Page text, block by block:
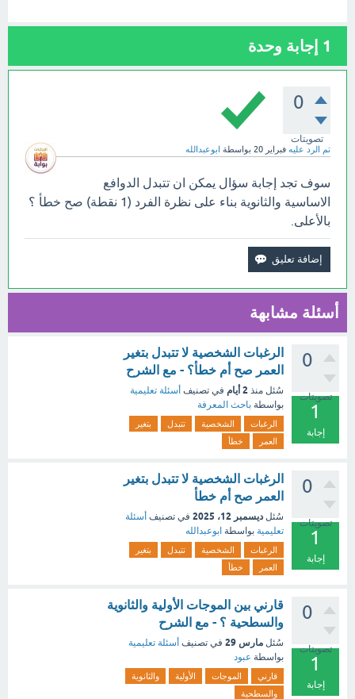
1 إجابة وحدة
0
تصويتات
تم الرد عليه فبراير 20 بواسطة ابوعبدالله
سوف تجد إجابة سؤال يمكن ان تتبدل الدوافع
الاساسية والثانوية بناء على نظرة الفرد (1 نقطة) صح خطأ ؟
بالأعلى.
أسئلة مشابهة
0
تصويتات
1
إجابة
الرغبات الشخصية لا تتبدل بتغير
العمر صح أم خطأ؟ - مع الشرح
سُئل منذ 2 أيام في تصنيف أسئلة تعليمية
بواسطة باحث المعرفة
الرغبات الشخصية تتبدل
بتغير
العمر
خطأ
0
تصويتات
1
إجابة
الرغبات الشخصية لا تتبدل بتغير
العمر صح أم خطأ
سُئل ديسمبر 12، 2025 في تصنيف أسئلة
تعليمية بواسطة ابوعبدالله
الرغبات الشخصية تتبدل
بتغير
العمر
خطأ
0
تصويتات
1
إجابة
قارني بين الموجات الأولية والثانوية
والسطحية ؟ - مع الشرح
سُئل مارس 29 في تصنيف أسئلة تعليمية
بواسطة عبود
قارني الموجات الأولية
والثانوية
والسطحية